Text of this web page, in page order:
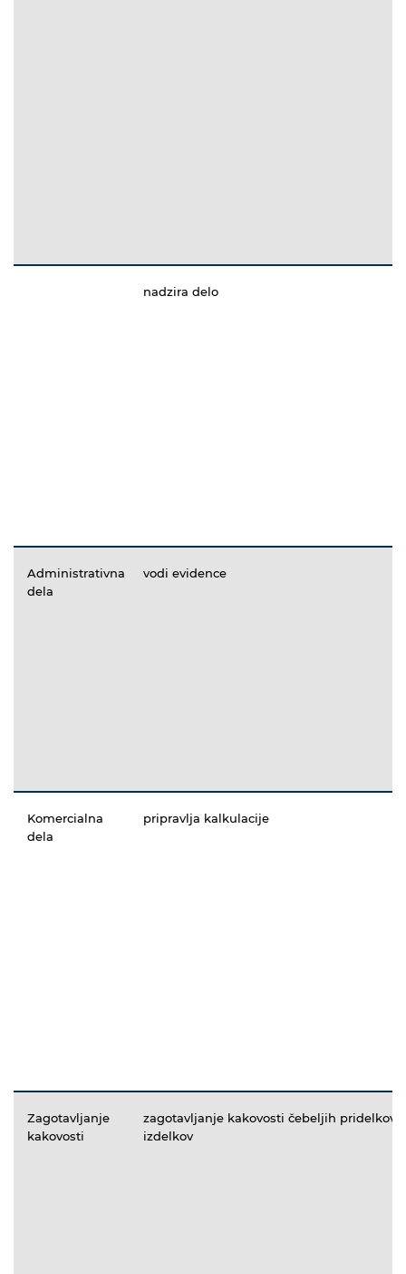
nadzira delo
Administrativna
dela
vodi evidence
Komercialna
dela
pripravlja kalkulacije
Zagotavljanje
kakovosti
zagotavljanje kakovosti čebeljih pridelkov
izdelkov